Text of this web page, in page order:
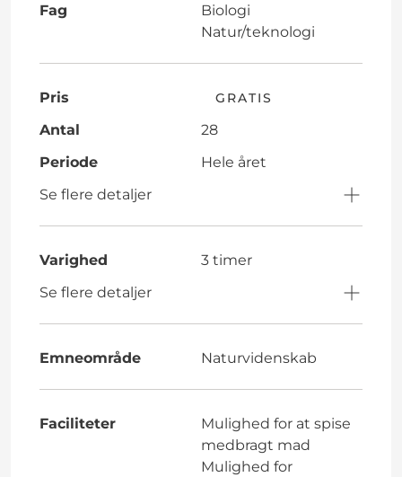
Fag
Biologi
Natur/teknologi
Pris GRATIS
Antal
28
Periode
Hele året
Se flere detaljer
Varighed
3 timer
Se flere detaljer
Emneområde Naturvidenskab
Faciliteter
Mulighed for at spise
medbragt mad
Mulighed for